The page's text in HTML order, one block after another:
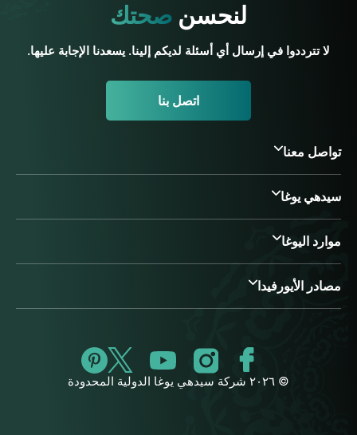
لنحسنصحتك
لا تترددوا في إرسال أي أسئلة لديكم إلينا. يسعدنا الإجابة عليها.
اتصل بنا
تواصل معنا
سيدهي يوغا
موارد اليوغا
مصادر الأيورفيدا
© ٢٠٢٦ شركة سيدهي يوغا الدولية المحدودة